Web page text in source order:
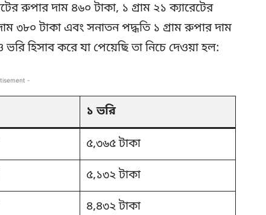
রুপার দাম ৪৬০ টাকা, ১ গ্রাম ২১ ক্যারেটের
৩৮০ টাকা এবং সনাতন পদ্ধতি ১ গ্রাম রুপার দাম
হিসাব করে যা পেয়েছি তা নিচে দেওয়া হল:
-
১ ভরি
৫,৩৬৫ টাকা
৫,১৩২ টাকা
৪,৪৩২ টাকা